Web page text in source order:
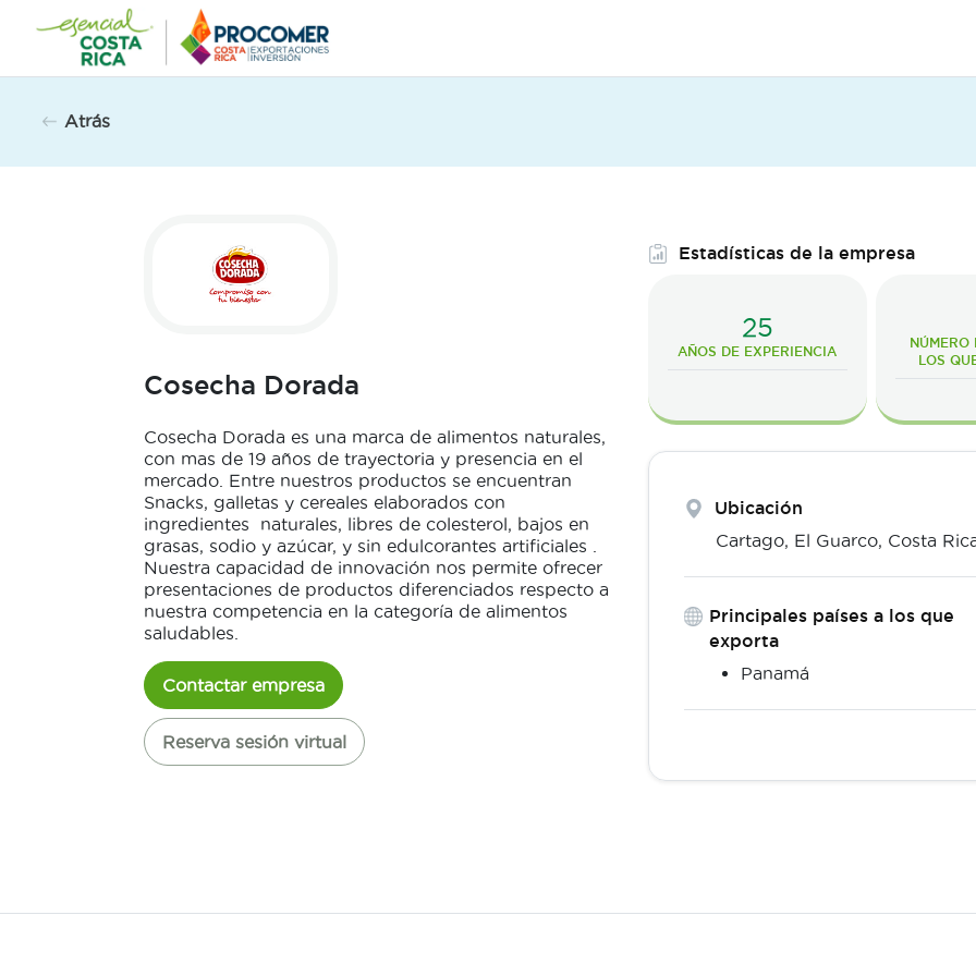
contenido
Atrás
Cosecha Dorada
Cosecha Dorada es una marca de alimentos naturales,
con mas de 19 años de trayectoria y presencia en el
mercado. Entre nuestros productos se encuentran
Snacks, galletas y cereales elaborados con
ingredientes naturales, libres de colesterol, bajos en
grasas, sodio y azúcar, y sin edulcorantes artificiales .
Nuestra capacidad de innovación nos permite ofrecer
presentaciones de productos diferenciados respecto a
nuestra competencia en la categoría de alimentos
saludables.
Contactar empresa
Reserva sesión virtual
Estadísticas de la empresa
25
AÑOS DE EXPERIENCIA
NÚMERO
LOS
Ubicación
Cartago, El Guarco, Costa
Principales países a los que
exporta
Panamá